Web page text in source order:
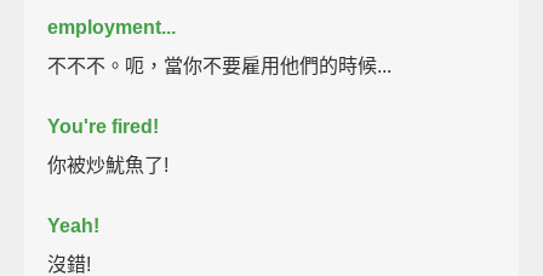
employment...
不不不。呃，當你不要雇用他們的時候...
You're fired!
你被炒魷魚了!
Yeah!
沒錯!